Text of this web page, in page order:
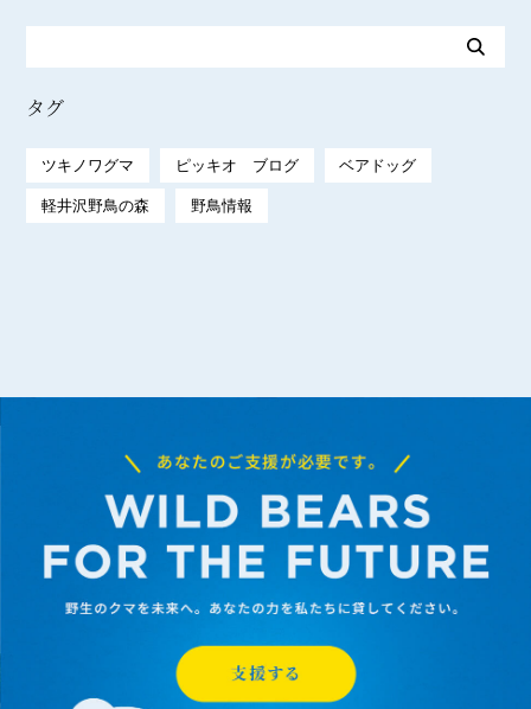
タグ
ツキノワグマ ピッキオ ブログ ベアドッグ
軽井沢野鳥の森 野鳥情報